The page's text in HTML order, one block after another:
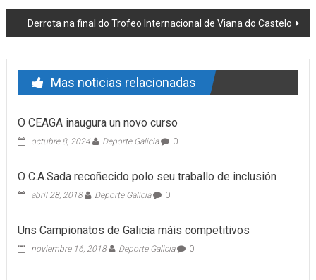
Derrota na final do Trofeo Internacional de Viana do Castelo
Mas noticias relacionadas
O CEAGA inaugura un novo curso
octubre 8, 2024 Deporte Galicia 0
O C.A.Sada recoñecido polo seu traballo de inclusión
abril 28, 2018 Deporte Galicia 0
Uns Campionatos de Galicia máis competitivos
noviembre 16, 2018 Deporte Galicia 0